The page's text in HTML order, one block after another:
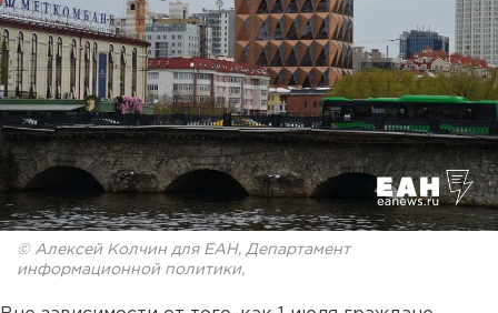
© Алексей Колчин для ЕАН, Департамент
информационной политики,